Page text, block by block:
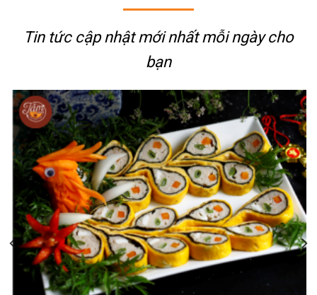
Tin tức cập nhật mới nhấtmỗi ngày cho
bạn